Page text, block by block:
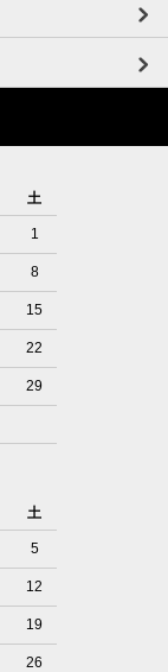
土
1
8
15
22
29
土
5
12
19
26